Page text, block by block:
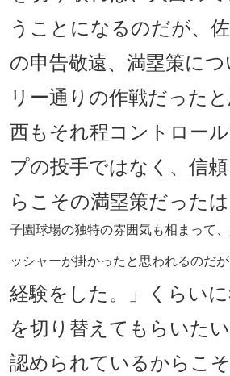
うことになるのだが、
の申告敬遠、満塁策に
リー通りの作戦だった
西もそれ程コントロー
プの投手ではなく、信
らこその満塁策だったは
子園球場の独特の雰囲気も相まって
ッシャーが掛かったと思われるのだが
経験をした。」くらい
を切り替えてもらいた
認められているからこ